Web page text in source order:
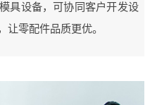
具设备，可协同客户开发设
让零配件品质更优。